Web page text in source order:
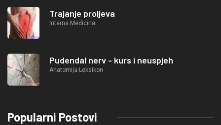
Trajanje proljeva
Interna Medicina
Pudendal nerv - kurs i neuspjeh
Anatomija-Leksikon
Popularni Postovi